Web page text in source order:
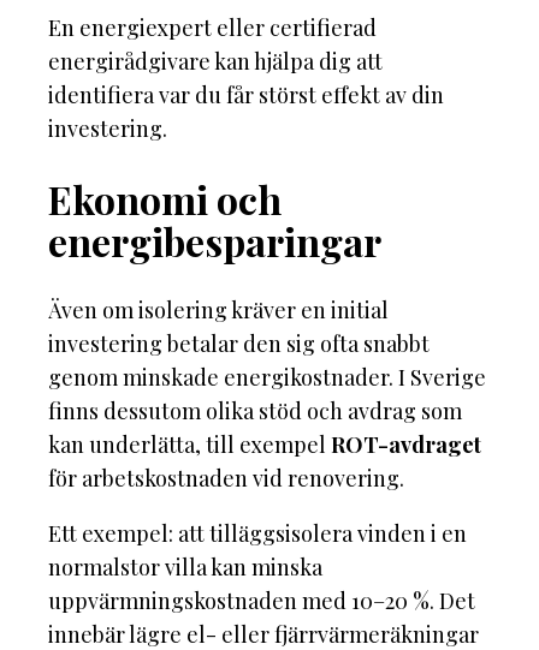
En energiexpert eller certifierad
energirådgivare kan hjälpa dig att
identifiera var du får störst effekt av din
investering.
Ekonomi och
energibesparingar
Även om isolering kräver en initial
investering betalar den sig ofta snabbt
genom minskade energikostnader. I Sverige
finns dessutom olika stöd och avdrag som
kan underlätta, till exempel ROT-avdraget
för arbetskostnaden vid renovering.
Ett exempel: att tilläggsisolera vinden i en
normalstor villa kan minska
uppvärmningskostnaden med 10–20 %. Det
innebär lägre el- eller fjärrvärmeräkningar